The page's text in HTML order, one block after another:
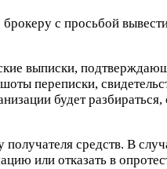
с просьбой вывести
выписки,
переписки,
будет разбираться,
средств. В
или отказать в